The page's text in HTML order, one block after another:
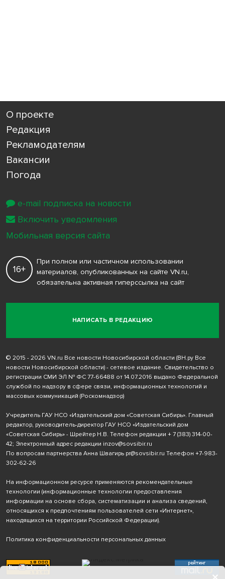
О проекте
Редакция
Рекламодателям
Вакансии
Погода
НАПИСАТЬ В РЕДАКЦИЮ
16+
При полном или частичном использовании
материалов, опубликованных на сайте VN.ru,
обязательна активная гиперссылка на сайт
© 2015 - 2026 VN.ru Все новости Новосибирской области (ВН.ру Все
новости Новосибирской области) - сетевое издание. Свидетельство о
регистрации СМИ ЭЛ № ФС 77-66488 от 14.07.2016 выдано Федеральной
службой по надзору в сфере связи, информационных технологий и
массовых коммуникаций (Роскомнадзор)
Учредитель ГАУ НСО «Издательский дом «Советская Сибирь». Главный
редактор, руководитель-директор ГАУ НСО «Издательский дом
«Советская Сибирь» - Шрейтер Н.В. Телефон редакции + 7 (383) 314-00-
42; Электронный адрес редакции inzov@sovsibir.ru
По вопросам партнерства Анна Швагирь pr@sovsibir.ru Телефон +7-983-
302-62-26
На информационном ресурсе применяются рекомендательные
технологии (информационные технологии предоставления
информации на основе сбора, систематизации и анализа сведений,
относящихся к предпочтениям пользователей сети «Интернет»,
находящихся на территории Российской Федерации).
Политика конфиденциальности персональных данных
e-mail подписка на новости
Включить уведомления
Мобильная версия сайта